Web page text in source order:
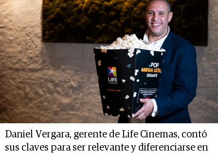
Daniel Vergara, gerente de Life Cinemas, contó
sus claves para ser relevante y diferenciarse en